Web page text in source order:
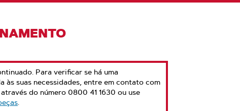
Para verificar se há uma
às suas necessidades, entre em contato com
do número 0800 41 1630 ou use
.